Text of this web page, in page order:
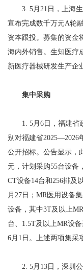
3. 5月21日，上海生
宣布完成数千万元A轮
资本跟投。募集的资金
海内外销售。生知医疗
新医疗器械研发生产企
集中采购
1. 5月6日，福建省
别对福建省2025—2026
公开招标。公告显示，
元，计划采购55台设备
CT设备14台和256排及
月27日；MR医用设备
设备，其中3T及以上
台、1.5T及以上MR设
6月1日。上述两项集采
2. 5月13日，深圳公